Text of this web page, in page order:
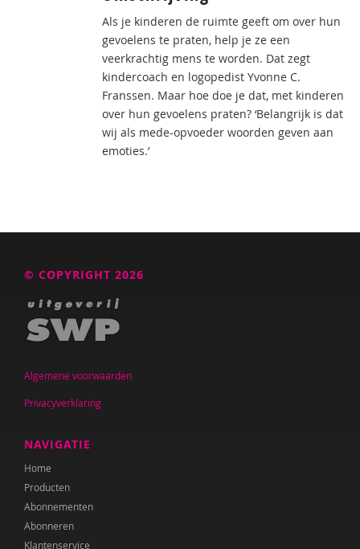
Als je kinderen de ruimte geeft om over hun
gevoelens te praten, help je ze een
veerkrachtig mens te worden. Dat zegt
kindercoach en logopedist Yvonne C.
Franssen. Maar hoe doe je dat, met kinderen
over hun gevoelens praten? ‘Belangrijk is dat
wij als mede-opvoeder woorden geven aan
emoties.’
© COPYRIGHT 2026
Algemene voorwaarden
Privacyverklaring
NAVIGATIE
Home
Producten
Abonnementen
Abonneren
Klantenservice